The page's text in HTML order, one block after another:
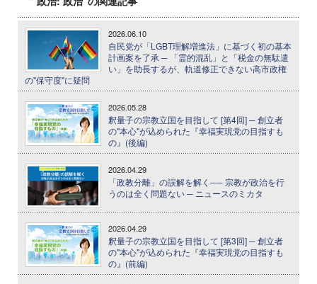
2026.06.10
自民党が「LGBT理解増進法」に基づく初の基本
計画案を了承 ─ 「霊的混乱」と「税金の無駄遣
い」を助長するが、軌道修正できない高市政権
の"保守度"に疑問
2026.05.28
釈量子の宗教立国を目指して [第4回] ─ 創立者
の"本心"が込められた『幸福実現党の目指すも
の』(後編)
2026.04.29
「政教分離」の誤解を解く── 宗教が政治を行
うのは全く問題ない ─ ニュースのミカタ
2026.04.29
釈量子の宗教立国を目指して [第3回] ─ 創立者
の"本心"が込められた『幸福実現党の目指すも
の』(前編)